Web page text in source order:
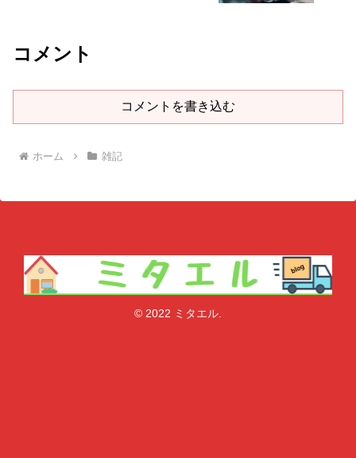
コメント
コメントを書き込む
ホーム 雑記
© 2022 ミタエル.